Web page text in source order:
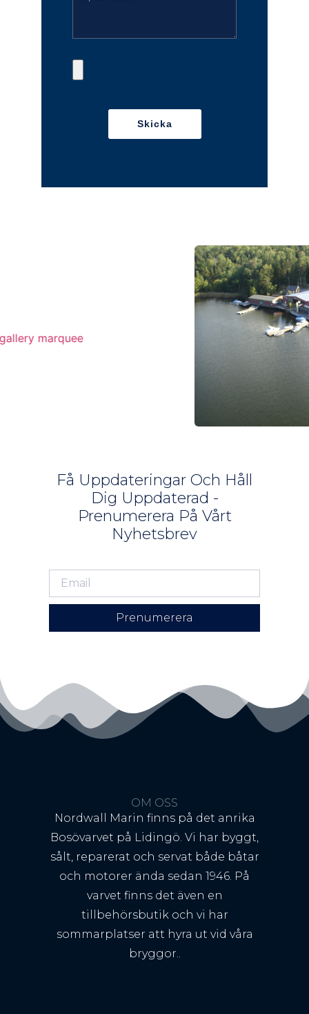
Få Uppdateringar Och Håll
Dig Uppdaterad -
Prenumerera På Vårt
Nyhetsbrev
Prenumerera
OM OSS
Nordwall Marin finns på det anrika
Bosövarvet på Lidingö. Vi har byggt,
sålt, reparerat och servat både båtar
och motorer ända sedan 1946. På
varvet finns det även en
tillbehörsbutik och vi har
sommarplatser att hyra ut vid våra
bryggor..